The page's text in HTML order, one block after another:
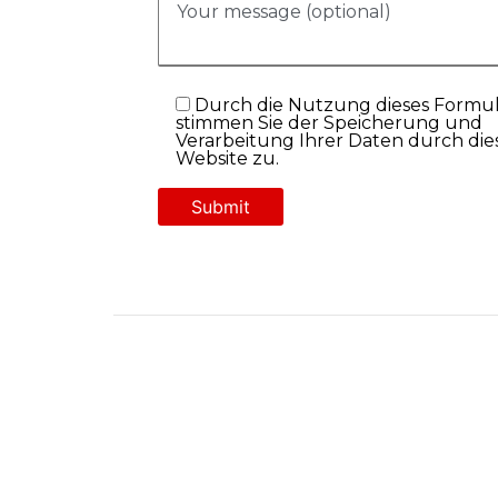
Durch die Nutzung dieses
stimmen Sie der Speicherung und
Verarbeitung Ihrer Daten durch
Website zu.